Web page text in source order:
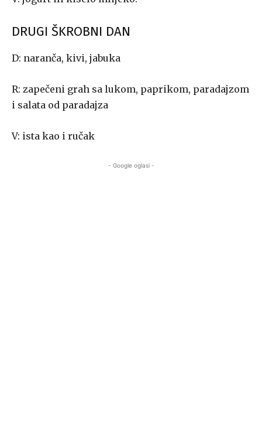
DRUGI ŠKROBNI DAN
D: naranča, kivi, jabuka
R: zapečeni grah sa lukom, paprikom, paradajzom
i salata od paradajza
V: ista kao i ručak
- Google oglasi -